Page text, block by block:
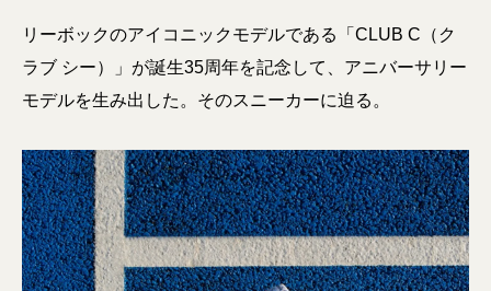
リーボックのアイコニックモデルである「CLUB C（ク
ラブ シー）」が誕生35周年を記念して、アニバーサリー
モデルを生み出した。そのスニーカーに迫る。